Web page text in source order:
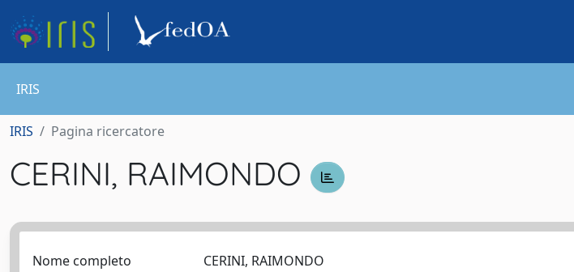
IRIS
IRIS Pagina ricercatore
CERINI, RAIMONDO
Nome completo CERINI, RAIMONDO